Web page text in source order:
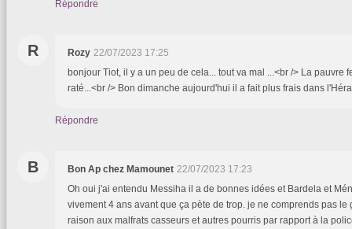
Répondre
R Rozy 22/07/2023 17:25
bonjour Tiot, il y a un peu de cela... tout va mal ...<br /> La pauvre
raté...<br /> Bon dimanche aujourd'hui il a fait plus frais dans
Répondre
B Bon Ap chez Mamounet 22/07/2023 17:23
Oh oui j'ai entendu Messiha il a de bonnes idées et Bardela et
vivement 4 ans avant que ça pète de trop. je ne comprends pas
raison aux malfrats casseurs et autres pourris par rapport à la